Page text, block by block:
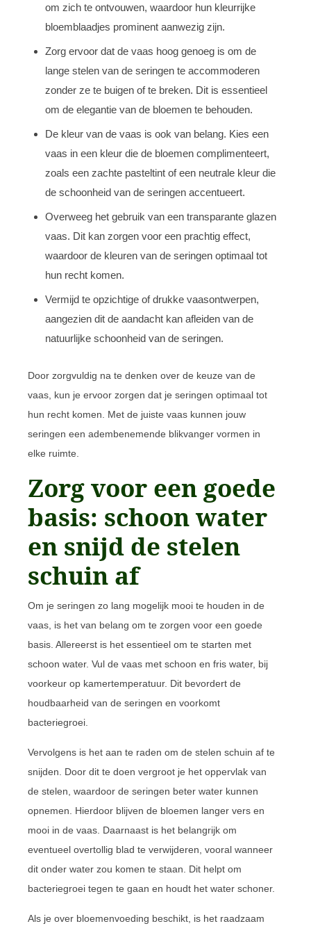
om zich te ontvouwen, waardoor hun kleurrijke
bloemblaadjes prominent aanwezig zijn.
Zorg ervoor dat de vaas hoog genoeg is om de
lange stelen van de seringen te accommoderen
zonder ze te buigen of te breken. Dit is essentieel
om de elegantie van de bloemen te behouden.
De kleur van de vaas is ook van belang. Kies een
vaas in een kleur die de bloemen complimenteert,
zoals een zachte pasteltint of een neutrale kleur die
de schoonheid van de seringen accentueert.
Overweeg het gebruik van een transparante glazen
vaas. Dit kan zorgen voor een prachtig effect,
waardoor de kleuren van de seringen optimaal tot
hun recht komen.
Vermijd te opzichtige of drukke vaasontwerpen,
aangezien dit de aandacht kan afleiden van de
natuurlijke schoonheid van de seringen.
Door zorgvuldig na te denken over de keuze van de
vaas, kun je ervoor zorgen dat je seringen optimaal tot
hun recht komen. Met de juiste vaas kunnen jouw
seringen een adembenemende blikvanger vormen in
elke ruimte.
Zorg voor een goede
basis: schoon water
en snijd de stelen
schuin af
Om je seringen zo lang mogelijk mooi te houden in de
vaas, is het van belang om te zorgen voor een goede
basis. Allereerst is het essentieel om te starten met
schoon water. Vul de vaas met schoon en fris water, bij
voorkeur op kamertemperatuur. Dit bevordert de
houdbaarheid van de seringen en voorkomt
bacteriegroei.
Vervolgens is het aan te raden om de stelen schuin af te
snijden. Door dit te doen vergroot je het oppervlak van
de stelen, waardoor de seringen beter water kunnen
opnemen. Hierdoor blijven de bloemen langer vers en
mooi in de vaas. Daarnaast is het belangrijk om
eventueel overtollig blad te verwijderen, vooral wanneer
dit onder water zou komen te staan. Dit helpt om
bacteriegroei tegen te gaan en houdt het water schoner.
Als je over bloemenvoeding beschikt, is het raadzaam